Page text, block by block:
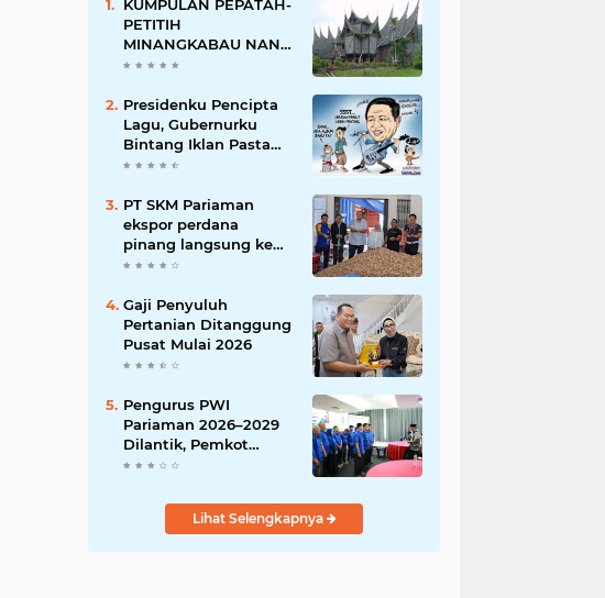
KUMPULAN PEPATAH-
PETITIH
MINANGKABAU NAN
ELOK
Presidenku Pencipta
Lagu, Gubernurku
Bintang Iklan Pasta
Gigi
PT SKM Pariaman
ekspor perdana
pinang langsung ke
India
Gaji Penyuluh
Pertanian Ditanggung
Pusat Mulai 2026
Pengurus PWI
Pariaman 2026–2029
Dilantik, Pemkot
Tekankan Sinergi dan
Lihat Selengkapnya